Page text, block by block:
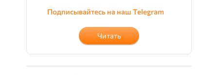
Подписывайтесь на наш Telegram
Читать